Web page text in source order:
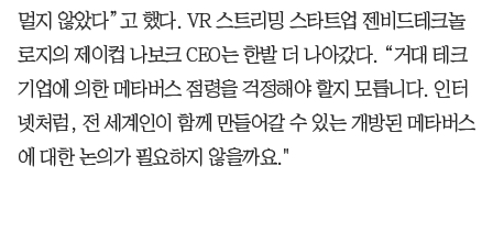
멀지 않았다”고 했다. VR 스트리밍 스타트업 젠비드테크놀
로지의 제이컵 나보크 CEO는 한발 더 나아갔다. “거대 테크
기업에 의한 메타버스 점령을 걱정해야 할지 모릅니다. 인터
넷처럼, 전 세계인이 함께 만들어갈 수 있는 개방된 메타버스
에 대한 논의가 필요하지 않을까요."